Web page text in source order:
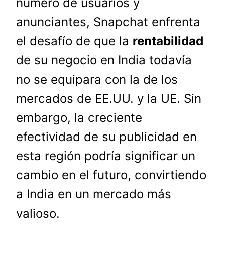
número de usuarios y
anunciantes, Snapchat enfrenta
el desafío de que la rentabilidad
de su negocio en India todavía
no se equipara con la de los
mercados de EE.UU. y la UE. Sin
embargo, la creciente
efectividad de su publicidad en
esta región podría significar un
cambio en el futuro, convirtiendo
a India en un mercado más
valioso.